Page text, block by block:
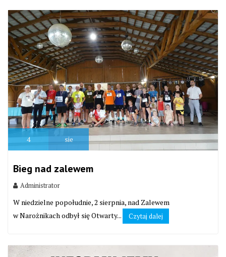
4 sie
Bieg nad zalewem
Administrator
W niedzielne popołudnie, 2 sierpnia, nad Zalewem
w Narożnikach odbył się Otwarty...
Czytaj dalej